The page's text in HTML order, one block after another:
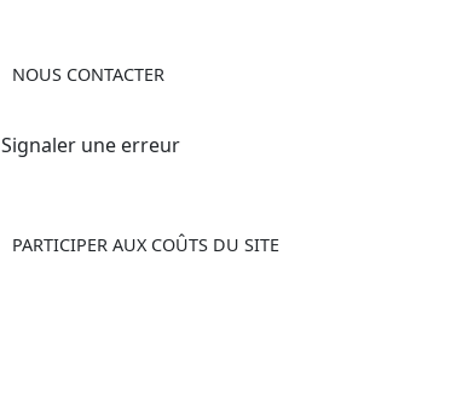
NOUS CONTACTER
Signaler une erreur
PARTICIPER AUX COÛTS DU SITE